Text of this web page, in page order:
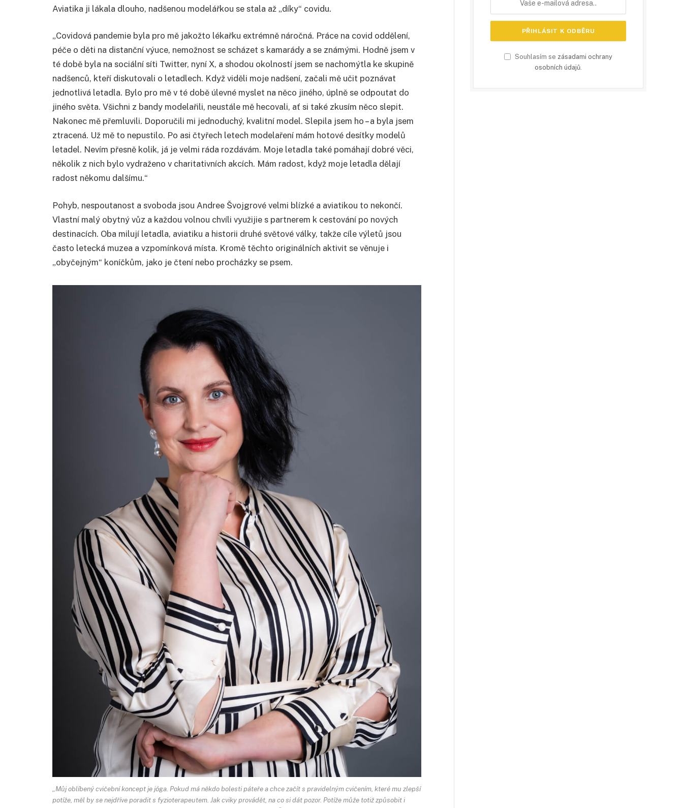
Aviatika ji lákala dlouho, nadšenou modelářkou se stala až „díky“ covidu.
„Covidová pandemie byla pro mě jakožto lékařku extrémně náročná. Práce na covid oddělení,
péče o děti na distanční výuce, nemožnost se scházet s kamarády a se známými. Hodně jsem v
té době byla na sociální síti Twitter, nyní X, a shodou okolností jsem se nachomýtla ke skupině
nadšenců, kteří diskutovali o letadlech. Když viděli moje nadšení, začali mě učit poznávat
jednotlivá letadla. Bylo pro mě v té době úlevné myslet na něco jiného, úplně se odpoutat do
jiného světa. Všichni z bandy modelařili, neustále mě hecovali, ať si také zkusím něco slepit.
Nakonec mě přemluvili. Doporučili mi jednoduchý, kvalitní model. Slepila jsem ho –a byla jsem
ztracená. Už mě to nepustilo. Po asi čtyřech letech modelaření mám hotové desítky modelů
letadel. Nevím přesně kolik, já je velmi ráda rozdávám. Moje letadla také pomáhají dobré věci,
několik z nich bylo vydraženo v charitativních akcích. Mám radost, když moje letadla dělají
radost někomu dalšímu.“
Pohyb, nespoutanost a svoboda jsou Andree Švojgrové velmi blízké a aviatikou to nekončí.
Vlastní malý obytný vůz a každou volnou chvíli využijie s partnerem k cestování po nových
destinacích. Oba milují letadla, aviatiku a historii druhé světové války, takže cíle výletů jsou
často letecká muzea a vzpomínková místa. Kromě těchto originálních aktivit se věnuje i
„obyčejným“ koníčkům, jako je čtení nebo procházky se psem.
„Můj oblíbený cvičební koncept je jóga. Pokud má někdo bolesti páteře a chce začít s pravidelným cvičením, které mu zlepší
potíže, měl by se nejdříve poradit s fyzioterapeutem. Jak cviky provádět, na co si dát pozor. Potíže může totiž způsobit i
Souhlasím se zásadami ochrany
osobních údajů